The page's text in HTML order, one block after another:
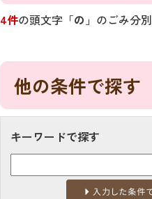
4件の頭文字「の 」のごみ分別
他の条件で探す
キーワードで探す